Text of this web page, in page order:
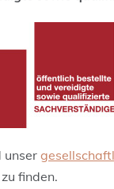
unser
finden.